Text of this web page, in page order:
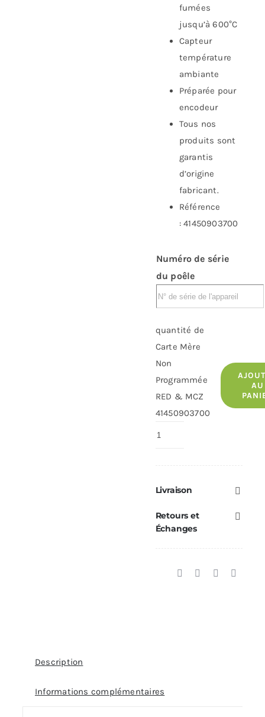
fumées
jusqu’à 600°C
Capteur
température
ambiante
Préparée pour
encodeur
Tous nos
produits sont
garantis
d’origine
fabricant.
Référence
: 41450903700
Numéro de série
du poêle
quantité de
Carte Mère
Non
Programmée
RED & MCZ
41450903700
AU
Livraison
Retours et
Échanges
Description
Informations complémentaires